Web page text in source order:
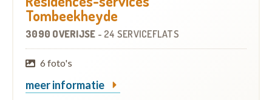
Tombeekheyde
3090 OVERIJSE - 24 SERVICEFLATS
6 foto's
meer informatie